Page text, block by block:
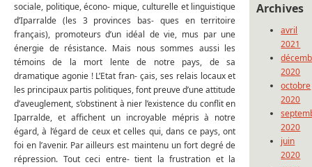
sociale, politique, écono- mique, culturelle et linguistique
d’Iparralde (les 3 provinces bas- ques en territoire
français), promoteurs d’un idéal de vie, mus par une
énergie de résistance. Mais nous sommes aussi les
témoins de la mort lente de notre pays, de sa
dramatique agonie ! L’Etat fran- çais, ses relais locaux et
les principaux partis politiques, font preuve d’une attitude
d’aveuglement, s’obstinent à nier l’existence du conflit en
Iparralde, et affichent un incroyable mépris à notre
égard, à l’égard de ceux et celles qui, dans ce pays, ont
foi en l’avenir. Par ailleurs est maintenu un fort degré de
répression. Tout ceci entre- tient la frustration et la
Archives
avril
2021
2020
octobre
2020
2020
juin
2020